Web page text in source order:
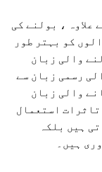
ویٹ: 400 ؛"> اس کے علاوہ ، بولنے کی
کو بہتر طور
والی زبان
رسمی زبان سے
والی زبان
استعمال
ہیں بلکہ
ہیں۔